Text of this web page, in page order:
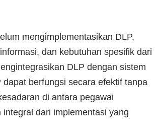
mengimplementasikan DLP,
dan kebutuhan spesifik dari
DLP dengan sistem
berfungsi secara efektif tanpa
di antara pegawai
dari implementasi yang